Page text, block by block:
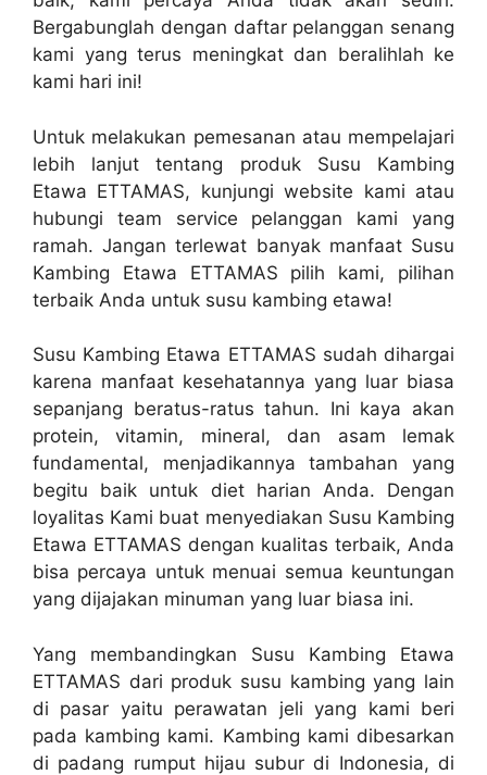
Bergabunglah dengan daftar pelanggan senang
kami yang terus meningkat dan beralihlah ke
kami hari ini!
Untuk melakukan pemesanan atau mempelajari
lebih lanjut tentang produk Susu Kambing
Etawa ETTAMAS, kunjungi website kami atau
hubungi team service pelanggan kami yang
ramah. Jangan terlewat banyak manfaat Susu
Kambing Etawa ETTAMAS pilih kami, pilihan
terbaik Anda untuk susu kambing etawa!
Susu Kambing Etawa ETTAMAS sudah dihargai
karena manfaat kesehatannya yang luar biasa
sepanjang beratus-ratus tahun. Ini kaya akan
protein, vitamin, mineral, dan asam lemak
fundamental, menjadikannya tambahan yang
begitu baik untuk diet harian Anda. Dengan
loyalitas Kami buat menyediakan Susu Kambing
Etawa ETTAMAS dengan kualitas terbaik, Anda
bisa percaya untuk menuai semua keuntungan
yang dijajakan minuman yang luar biasa ini.
Yang membandingkan Susu Kambing Etawa
ETTAMAS dari produk susu kambing yang lain
di pasar yaitu perawatan jeli yang kami beri
pada kambing kami. Kambing kami dibesarkan
di padang rumput hijau subur di Indonesia, di